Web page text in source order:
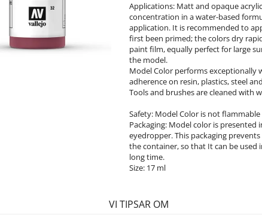
Applications: Matt and opaque
concentration in a water-based
application. It is recommended to
first been primed; the colors dry
paint film, equally perfect for large
the model.
Model Color performs exceptionally
adherence on resin, plastics, steel
Tools and brushes are cleaned with
Safety: Model Color is not
Packaging: Model color is presented
eyedropper. This packaging
the container, so that It can be
long time.
Size: 17 ml
VI TIPSAR OM